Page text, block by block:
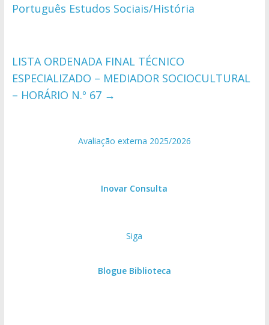
Português Estudos Sociais/História
LISTA ORDENADA FINAL TÉCNICO
ESPECIALIZADO – MEDIADOR SOCIOCULTURAL
– HORÁRIO N.º 67 →
Avaliação externa 2025/2026
Inovar Consulta
Siga
Blogue Biblioteca